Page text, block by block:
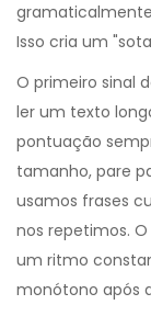
Isso cria um
O primeiro sinal
ler um texto
pontuação
tamanho, pare
usamos frases
nos repetimos.
um ritmo
monótono após